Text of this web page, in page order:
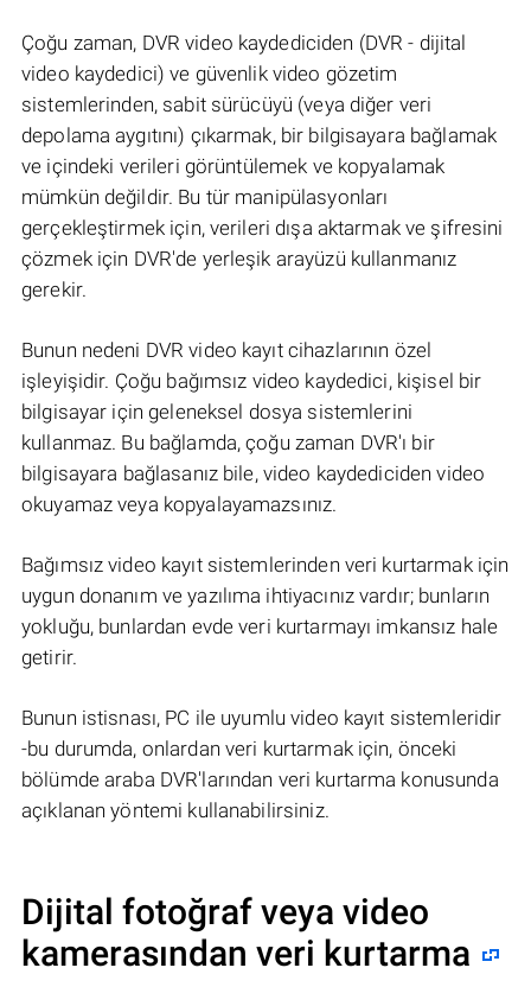
Çoğu zaman, DVR video kaydediciden (DVR - dijital
video kaydedici) ve güvenlik video gözetim
sistemlerinden, sabit sürücüyü (veya diğer veri
depolama aygıtını) çıkarmak, bir bilgisayara bağlamak
ve içindeki verileri görüntülemek ve kopyalamak
mümkün değildir. Bu tür manipülasyonları
gerçekleştirmek için, verileri dışa aktarmak ve şifresini
çözmek için DVR'de yerleşik arayüzü kullanmanız
gerekir.
Bunun nedeni DVR video kayıt cihazlarının özel
işleyişidir. Çoğu bağımsız video kaydedici, kişisel bir
bilgisayar için geleneksel dosya sistemlerini
kullanmaz. Bu bağlamda, çoğu zaman DVR'ı bir
bilgisayara bağlasanız bile, video kaydediciden video
okuyamaz veya kopyalayamazsınız.
Bağımsız video kayıt sistemlerinden veri kurtarmak için
uygun donanım ve yazılıma ihtiyacınız vardır; bunların
yokluğu, bunlardan evde veri kurtarmayı imkansız hale
getirir.
Bunun istisnası, PC ile uyumlu video kayıt sistemleridir
-bu durumda, onlardan veri kurtarmak için, önceki
bölümde araba DVR'larından veri kurtarma konusunda
açıklanan yöntemi kullanabilirsiniz.
Dijital fotoğraf veya video
kamerasından veri kurtarma